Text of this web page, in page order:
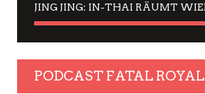
PODCAST FATAL ROYAL